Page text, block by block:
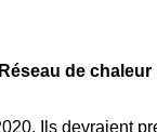
de chaleur
. Ils devraient